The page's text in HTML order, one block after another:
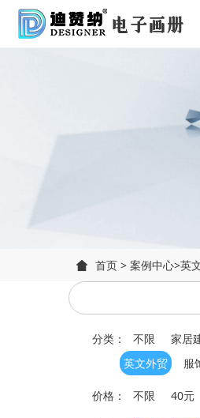
首页 > 案例中心>英
分类： 不限 家居
英文外贸
服
价格： 不限 40元